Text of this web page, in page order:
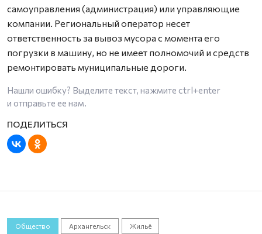
самоуправления (администрация) или управляющие
компании. Региональный оператор несет
ответственность за вывоз мусора с момента его
погрузки в машину, но не имеет полномочий и средств
ремонтировать муниципальные дороги.
Нашли ошибку? Выделите текст, нажмите ctrl+enter
и отправьте ее нам.
Общество Архангельск Жильё